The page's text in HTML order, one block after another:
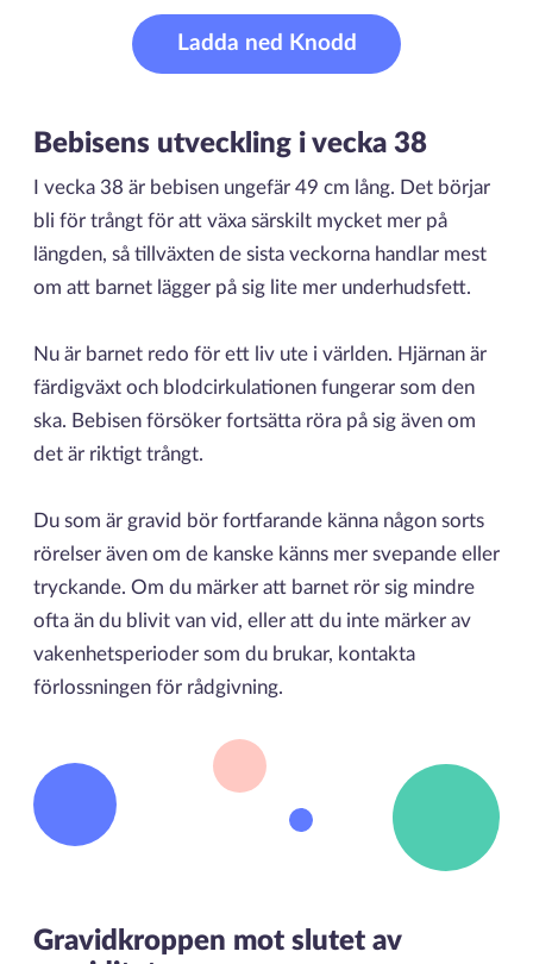
Ladda ned Knodd
Bebisens utveckling i vecka 38
I vecka 38 är bebisen ungefär 49 cm lång. Det börjar
bli för trångt för att växa särskilt mycket mer på
längden, så tillväxten de sista veckorna handlar mest
om att barnet lägger på sig lite mer underhudsfett.
Nu är barnet redo för ett liv ute i världen. Hjärnan är
färdigväxt och blodcirkulationen fungerar som den
ska. Bebisen försöker fortsätta röra på sig även om
det är riktigt trångt.
Du som är gravid bör fortfarande känna någon sorts
rörelser även om de kanske känns mer svepande eller
tryckande. Om du märker att barnet rör sig mindre
ofta än du blivit van vid, eller att du inte märker av
vakenhetsperioder som du brukar, kontakta
förlossningen för rådgivning.
Gravidkroppen mot slutet av